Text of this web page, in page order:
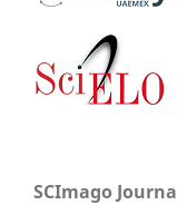
SCImago